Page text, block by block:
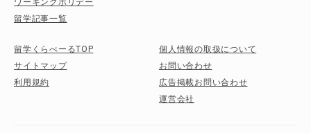
ワーキングホリデー
留学記事一覧
留学くらべーるTOP
サイトマップ
利用規約
個人情報の取扱について
お問い合わせ
広告掲載お問い合わせ
運営会社